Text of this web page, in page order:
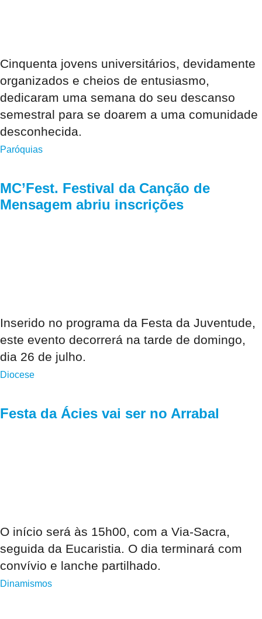
Cinquenta jovens universitários, devidamente
organizados e cheios de entusiasmo,
dedicaram uma semana do seu descanso
semestral para se doarem a uma comunidade
desconhecida.
Paróquias
MC’Fest. Festival da Canção de
Mensagem abriu inscrições
Inserido no programa da Festa da Juventude,
este evento decorrerá na tarde de domingo,
dia 26 de julho.
Diocese
Festa da Ácies vai ser no Arrabal
O início será às 15h00, com a Via-Sacra,
seguida da Eucaristia. O dia terminará com
convívio e lanche partilhado.
Dinamismos